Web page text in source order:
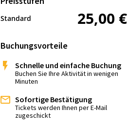
Standard 25,00 €
Buchungsvorteile
Schnelle und einfache Buchung
Buchen Sie Ihre Aktivität in wenigen
Minuten
Sofortige Bestätigung
Tickets werden Ihnen per E-Mail
zugeschickt